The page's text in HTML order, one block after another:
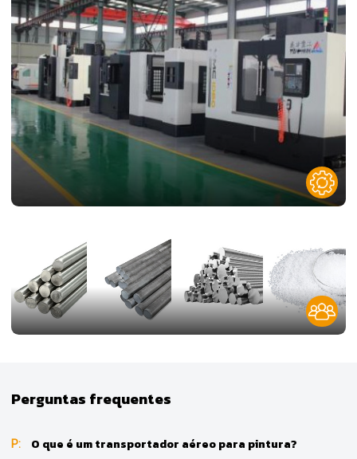
Controle de Matéria-Prima
Perguntas frequentes
P: O que é um transportador aéreo para pintura?